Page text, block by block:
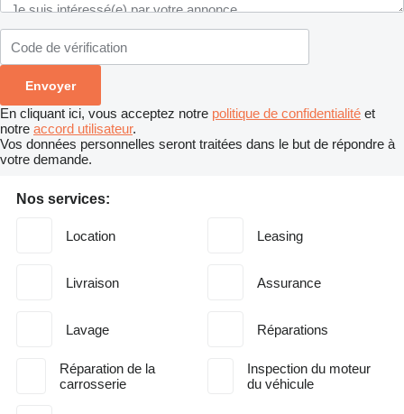
Nos services:
Location Leasing
Livraison Assurance
Lavage Réparations
Réparation de la
carrosserie
Inspection du moteur
du véhicule
En cliquant ici, vous acceptez notre politique de confidentialité et
notre accord utilisateur.
Vos données personnelles seront traitées dans le but de répondre à
votre demande.